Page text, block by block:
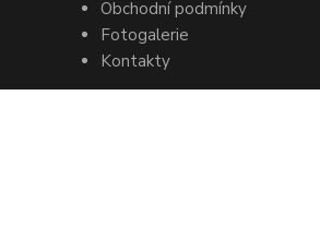
Obchodní podmínky
Fotogalerie
Kontakty